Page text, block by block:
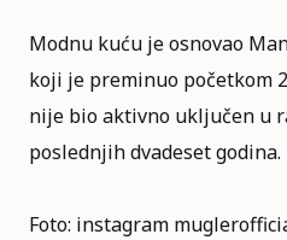
Modnu kuću je osnovao
koji je preminuo početkom
nije bio aktivno uključen u
poslednjih dvadeset godina.
Foto: instagram